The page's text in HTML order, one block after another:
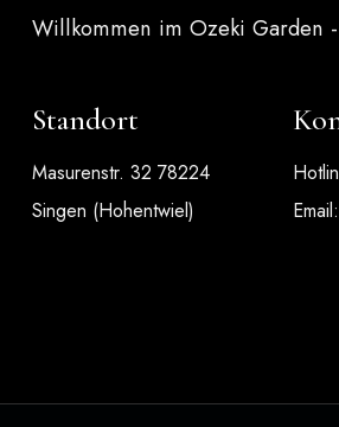
Willkommen im Ozeki Garden
Standort
Masurenstr. 32 78224
Singen (Hohentwiel)
Email: